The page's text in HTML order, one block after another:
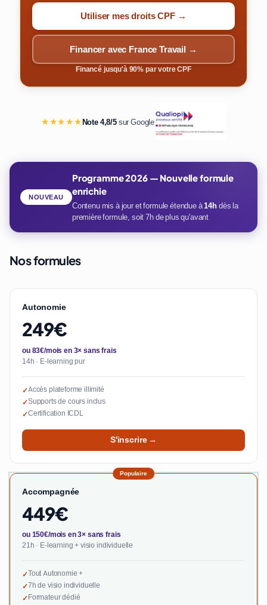
Utiliser mes droits CPF →
Financer avec France Travail →
Financé jusqu'à 90% par votre CPF
★★★★★Note 4,8/5sur Google
Programme 2026 — Nouvelle formule
enrichie
Contenu mis à jour et formule étendue à14hdès la
première formule, soit 7h de plus qu'avant
NOUVEAU
Nos formules
Autonomie
249€
ou 83€/mois en 3× sans frais
14h · E-learning pur
✓Accès plateforme illimité
✓Supports de cours inclus
✓Certification ICDL
S'inscrire →
Populaire
Accompagnée
449€
ou 150€/mois en 3× sans frais
21h · E-learning + visio individuelle
✓Tout Autonomie +
✓7h de visio individuelle
✓Formateur dédié